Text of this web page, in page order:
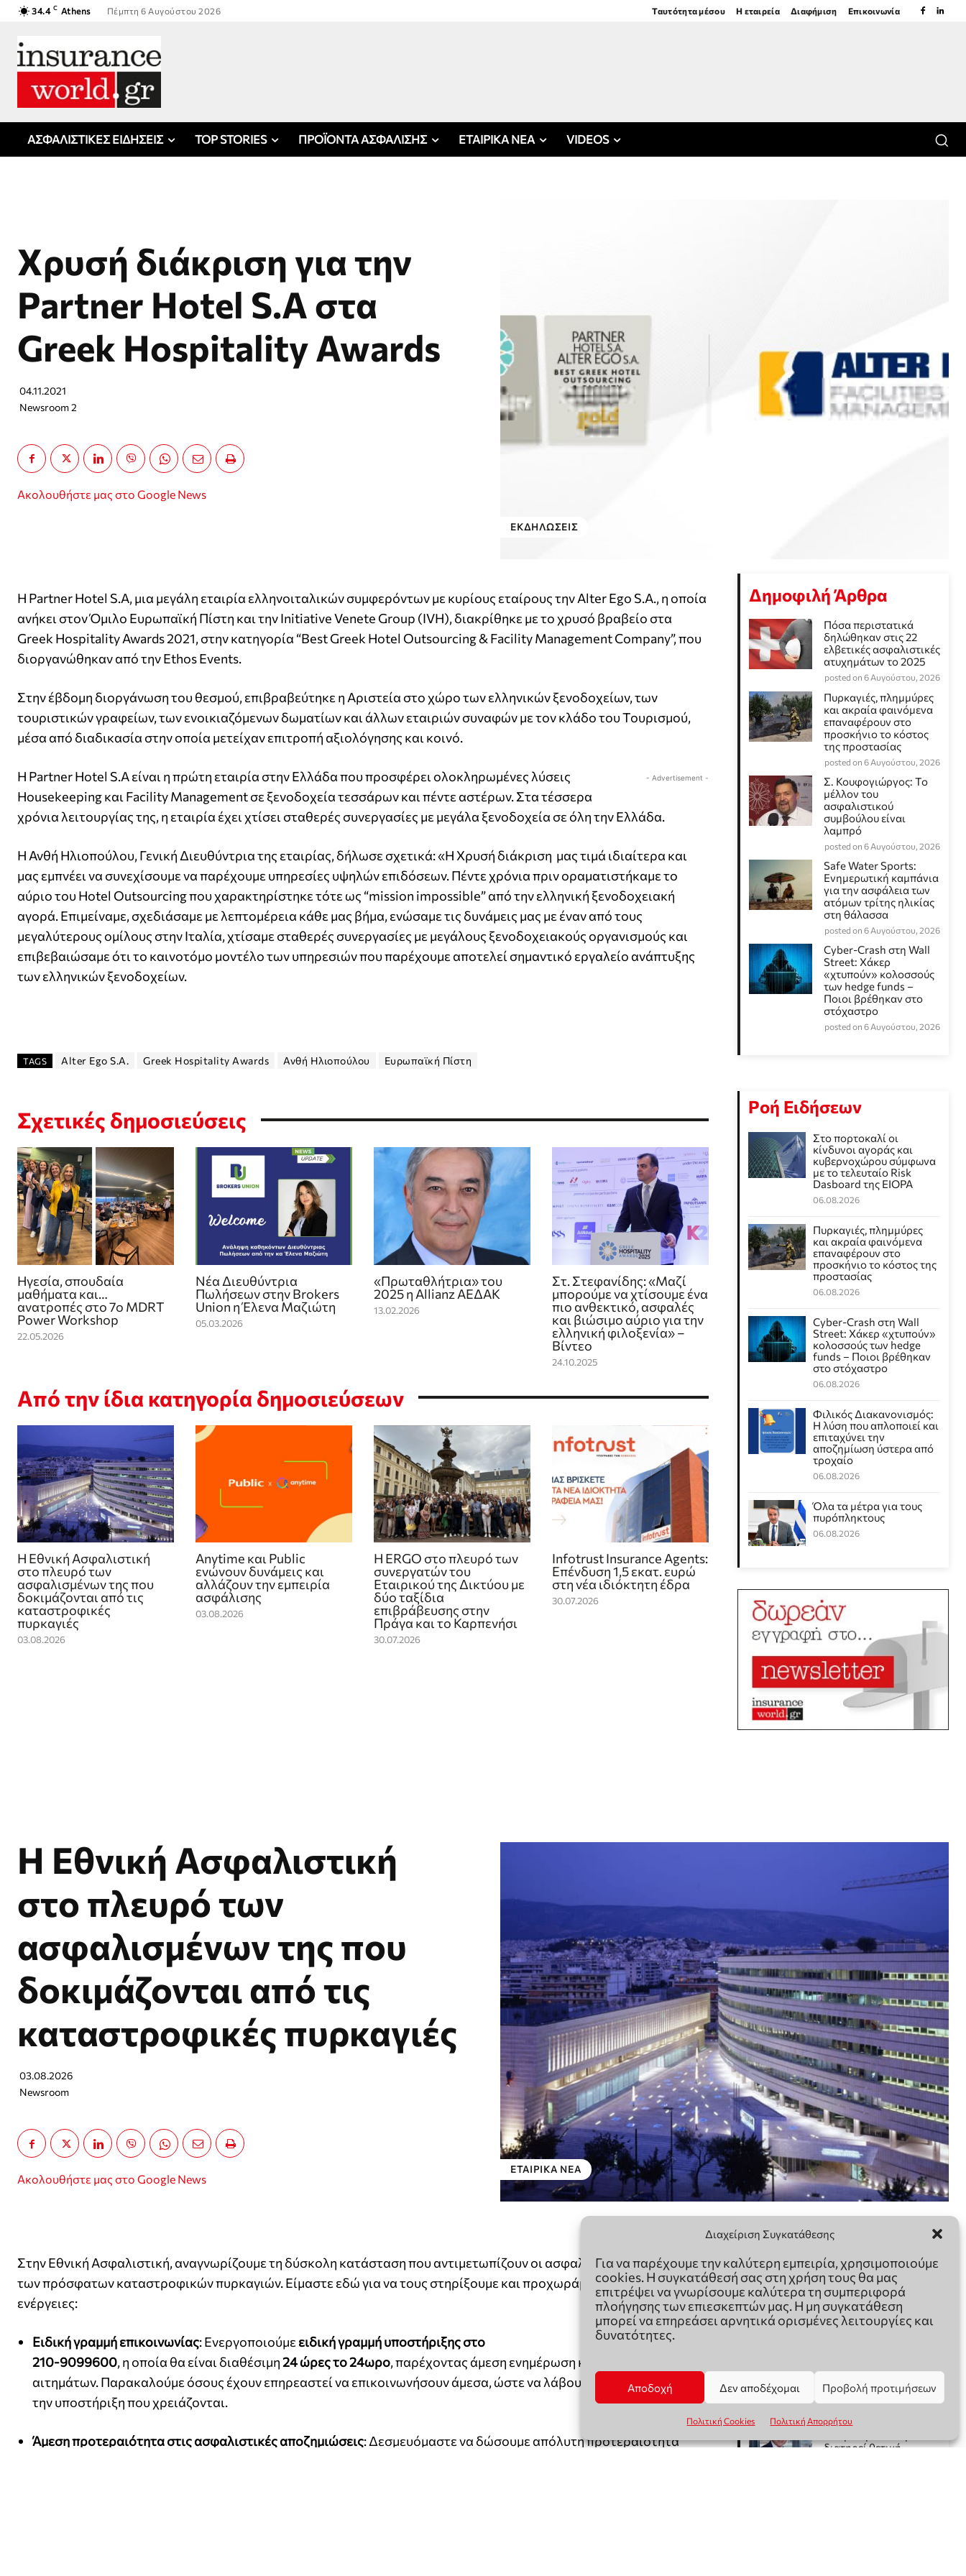
Διαχείριση Συγκατάθεσης
Για να παρέχουμε την καλύτερη εμπειρία, χρησιμοποιούμε
cookies. Η συγκατάθεσή σας στη χρήση τους θα μας
επιτρέψει να γνωρίσουμε καλύτερα τη συμπεριφορά
πλοήγησης των επιεσκεπτών μας. Η μη συγκατάθεση
μπορεί να επηρεάσει αρνητικά ορισμένες λειτουργίες και
δυνατότητες.
Αποδοχή Δεν αποδέχομαι Προβολή προτιμήσεων
Πολιτική Cookies Πολιτική Απορρήτου
34.4 C Athens Πέμπτη 6 Αυγούστου 2026 Ταυτότητα μέσου Η εταιρεία Διαφήμιση Επικοινωνία
ΑΣΦΑΛΙΣΤΙΚΕΣ ΕΙΔΗΣΕΙΣ TOP STORIES ΠΡΟΪΟΝΤΑ ΑΣΦΑΛΙΣΗΣ ΕΤΑΙΡΙΚΑ ΝΕΑ VIDEOS
Xρυσή διάκριση για την
Partner Hotel S.A στα
Greek Hospitality Awards
04.11.2021
Newsroom 2
Ακολουθήστε μας στο Google News
ΕΚΔΗΛΏΣΕΙΣ
Η Partner Hotel S.A, μια μεγάλη εταιρία ελληνοιταλικών συμφερόντων με κυρίους εταίρους την Alter Ego S.A., η οποία
ανήκει στον Όμιλο Ευρωπαϊκή Πίστη και την Initiative Venete Group (IVH), διακρίθηκε με το χρυσό βραβείο στα
Greek Hospitality Awards 2021, στην κατηγορία “Best Greek Hotel Outsourcing & Facility Management Company”, που
διοργανώθηκαν από την Ethos Events.
Στην έβδομη διοργάνωση του θεσμού, επιβραβεύτηκε η Αριστεία στο χώρο των ελληνικών ξενοδοχείων, των
τουριστικών γραφείων, των ενοικιαζόμενων δωματίων και άλλων εταιριών συναφών με τον κλάδο του Τουρισμού,
μέσα από διαδικασία στην οποία μετείχαν επιτροπή αξιολόγησης και κοινό.
- Advertisement -
H Partner Hotel S.A είναι η πρώτη εταιρία στην Ελλάδα που προσφέρει ολοκληρωμένες λύσεις
Housekeeping και Facility Management σε ξενοδοχεία τεσσάρων και πέντε αστέρων. Στα τέσσερα
χρόνια λειτουργίας της, η εταιρία έχει χτίσει σταθερές συνεργασίες με μεγάλα ξενοδοχεία σε όλη την Ελλάδα.
Η Ανθή Ηλιοπούλου, Γενική Διευθύντρια της εταιρίας, δήλωσε σχετικά: «Η Χρυσή διάκριση μας τιμά ιδιαίτερα και
μας εμπνέει να συνεχίσουμε να παρέχουμε υπηρεσίες υψηλών επιδόσεων. Πέντε χρόνια πριν οραματιστήκαμε το
αύριο του Hotel Outsourcing που χαρακτηρίστηκε τότε ως “mission impossible” από την ελληνική ξενοδοχειακή
αγορά. Επιμείναμε, σχεδιάσαμε με λεπτομέρεια κάθε μας βήμα, ενώσαμε τις δυνάμεις μας με έναν από τους
μεγαλύτερους ομίλους στην Ιταλία, χτίσαμε σταθερές συνεργασίες με μεγάλους ξενοδοχειακούς οργανισμούς και
επιβεβαιώσαμε ότι το καινοτόμο μοντέλο των υπηρεσιών που παρέχουμε αποτελεί σημαντικό εργαλείο ανάπτυξης
των ελληνικών ξενοδοχείων.
TAGS Alter Ego S.A. Greek Hospitality Awards Ανθή Ηλιοπούλου Ευρωπαϊκή Πίστη
Σχετικές δημοσιεύσεις
Ηγεσία, σπουδαία
μαθήματα και…
ανατροπές στο 7ο MDRT
Power Workshop
22.05.2026
Νέα Διευθύντρια
Πωλήσεων στην Brokers
Union η Έλενα Μαζιώτη
05.03.2026
«Πρωταθλήτρια» του
2025 η Allianz ΑΕΔΑΚ
13.02.2026
Στ. Στεφανίδης: «Μαζί
μπορούμε να χτίσουμε ένα
πιο ανθεκτικό, ασφαλές
και βιώσιμο αύριο για την
ελληνική φιλοξενία» –
Βίντεο
24.10.2025
Από την ίδια κατηγορία δημοσιεύσεων
Η Εθνική Ασφαλιστική
στο πλευρό των
ασφαλισμένων της που
δοκιμάζονται από τις
καταστροφικές
πυρκαγιές
03.08.2026
Anytime και Public
ενώνουν δυνάμεις και
αλλάζουν την εμπειρία
ασφάλισης
03.08.2026
Η ERGO στο πλευρό των
συνεργατών του
Εταιρικού της Δικτύου με
δύο ταξίδια
επιβράβευσης στην
Πράγα και το Καρπενήσι
30.07.2026
Infotrust Insurance Agents:
Επένδυση 1,5 εκατ. ευρώ
στη νέα ιδιόκτητη έδρα
30.07.2026
Δημοφιλή Άρθρα
Πόσα περιστατικά
δηλώθηκαν στις 22
ελβετικές ασφαλιστικές
ατυχημάτων το 2025
posted on 6 Αυγούστου, 2026
Πυρκαγιές, πλημμύρες
και ακραία φαινόμενα
επαναφέρουν στο
προσκήνιο το κόστος
της προστασίας
posted on 6 Αυγούστου, 2026
Σ. Κουφογιώργος: To
μέλλον του
ασφαλιστικού
συμβούλου είναι
λαμπρό
posted on 6 Αυγούστου, 2026
Safe Water Sports:
Eνημερωτική καμπάνια
για την ασφάλεια των
ατόμων τρίτης ηλικίας
στη θάλασσα
posted on 6 Αυγούστου, 2026
Cyber-Crash στη Wall
Street: Χάκερ
«χτυπούν» κολοσσούς
των hedge funds –
Ποιοι βρέθηκαν στο
στόχαστρο
posted on 6 Αυγούστου, 2026
Ροή Ειδήσεων
Στο πορτοκαλί οι
κίνδυνοι αγοράς και
κυβερνοχώρου σύμφωνα
με το τελευταίο Risk
Dasboard της EIOPA
06.08.2026
Πυρκαγιές, πλημμύρες
και ακραία φαινόμενα
επαναφέρουν στο
προσκήνιο το κόστος της
προστασίας
06.08.2026
Cyber-Crash στη Wall
Street: Χάκερ «χτυπούν»
κολοσσούς των hedge
funds – Ποιοι βρέθηκαν
στο στόχαστρο
06.08.2026
Φιλικός Διακανονισμός:
Η λύση που απλοποιεί και
επιταχύνει την
αποζημίωση ύστερα από
τροχαίο
06.08.2026
Όλα τα μέτρα για τους
πυρόπληκτους
06.08.2026